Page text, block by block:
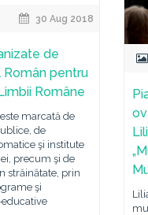
30 Aug 2018
de
Român pentru
Române
marcată de
de
şi institute
precum şi de
străinătate, prin
şi